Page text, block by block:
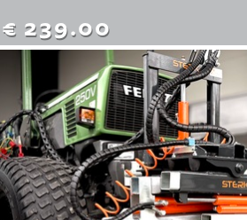
€ 239.00